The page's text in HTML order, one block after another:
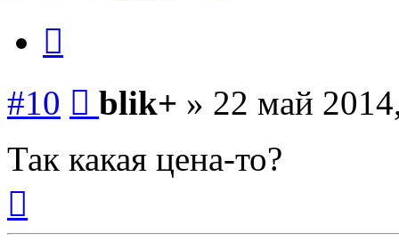
#10 blik+ » 22 май
Так какая цена-то?
началу